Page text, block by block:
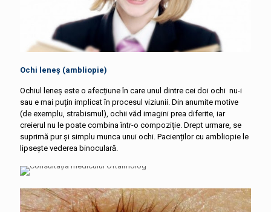
Ochi leneș (ambliopie)
Ochiul leneș este o afecțiune în care unul dintre cei doi ochi nu-i
sau e mai puțin implicat în procesul viziunii. Din anumite motive
(de exemplu, strabismul), ochii văd imagini prea diferite, iar
creierul nu le poate combina într-o compoziție. Drept urmare, se
suprimă pur și simplu munca unui ochi. Pacienților cu ambliopie le
lipsește vederea binoculară.